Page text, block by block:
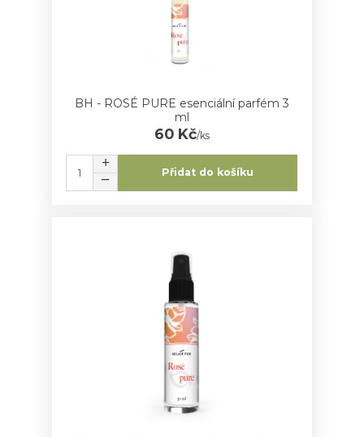
BH - ROSÉ PURE esenciální parfém 3
ml
60 Kč/ks
Přidat do košíku